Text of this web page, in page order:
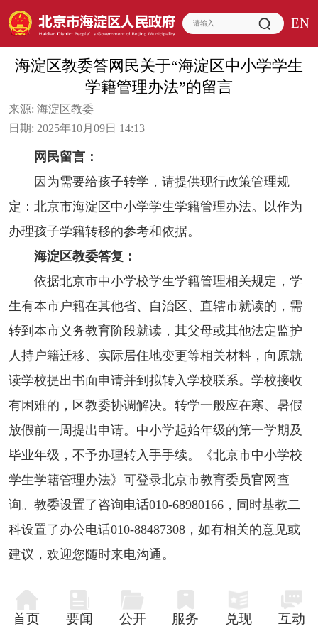
EN
海淀区教委答网民关于“海淀区中小学学生
学籍管理办法”的留言
来源: 海淀区教委
日期: 2025年10月09日 14:13
网民留言：
因为需要给孩子转学，请提供现行政策管理规
定：北京市海淀区中小学学生学籍管理办法。以作为
办理孩子学籍转移的参考和依据。
海淀区教委答复：
依据北京市中小学校学生学籍管理相关规定，学
生有本市户籍在其他省、自治区、直辖市就读的，需
转到本市义务教育阶段就读，其父母或其他法定监护
人持户籍迁移、实际居住地变更等相关材料，向原就
读学校提出书面申请并到拟转入学校联系。学校接收
有困难的，区教委协调解决。转学一般应在寒、暑假
放假前一周提出申请。中小学起始年级的第一学期及
毕业年级，不予办理转入手手续。《北京市中小学校
学生学籍管理办法》可登录北京市教育委员官网查
询。教委设置了咨询电话010-68980166，同时基教二
科设置了办公电话010-88487308，如有相关的意见或
建议，欢迎您随时来电沟通。
首页 要闻 公开 服务 兑现 互动